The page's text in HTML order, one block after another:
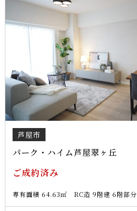
芦屋市
パーク・ハイム芦屋翠ヶ丘
ご成約済み
専有面積 64.63㎡ RC造 9階建 6階部分